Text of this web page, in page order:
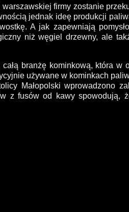
firmy zostanie
jednak ideę produkcji
A jak zapewniają
niż węgiel drzewny, ale
branżę kominkową, która w
używane w kominkach
Małopolski wprowadzono
z fusów od kawy spowodują,